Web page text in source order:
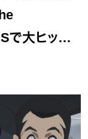
で大ヒット